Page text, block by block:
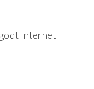
Internet